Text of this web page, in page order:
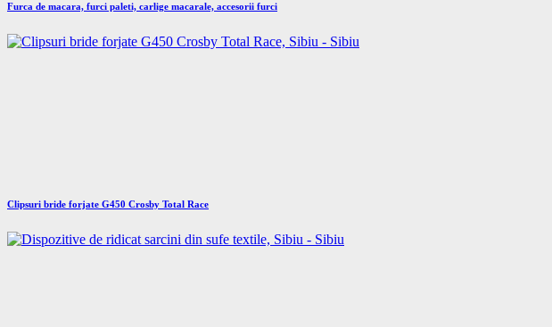
Furca de macara, furci paleti, carlige macarale, accesorii furci
Clipsuri bride forjate G450 Crosby Total Race